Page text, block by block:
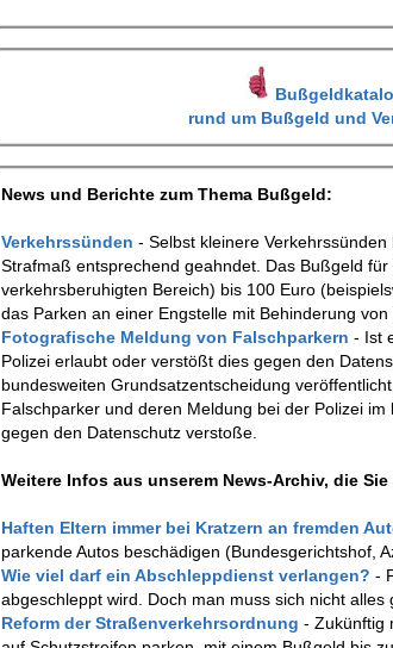
rund um Bußgeld und
News und Berichte zum Thema Bußgeld:
Verkehrssünden - Selbst kleinere
Strafmaß entsprechend geahndet. Das Bußgeld
verkehrsberuhigten Bereich) bis 100 Euro
das Parken an einer Engstelle mit Behinderung von
Fotografische Meldung von Falschparkern - Ist
Polizei erlaubt oder verstößt dies gegen den
bundesweiten Grundsatzentscheidung
Falschparker und deren Meldung bei der Polizei
gegen den Datenschutz verstoße.
Weitere Infos aus unserem News-Archiv, die
Haften Eltern immer bei Kratzern an fremden
parkende Autos beschädigen (Bundesgerichtshof,
Wie viel darf ein Abschleppdienst verlangen? -
abgeschleppt wird. Doch man muss sich nicht alles
Reform der Straßenverkehrsordnung - Zukünftig